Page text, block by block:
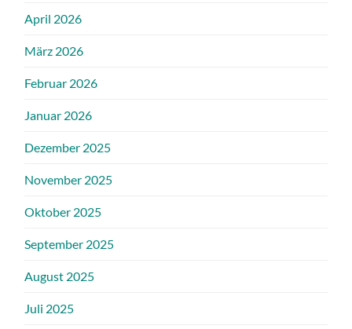
April 2026
März 2026
Februar 2026
Januar 2026
Dezember 2025
November 2025
Oktober 2025
September 2025
August 2025
Juli 2025